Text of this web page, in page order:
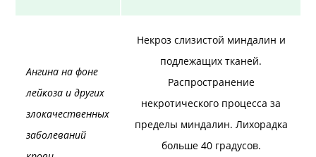
Ангина на фоне
лейкоза и других
злокачественных
заболеваний
Некроз слизистой миндалин и
подлежащих тканей.
Распространение
некротического процесса за
пределы миндалин. Лихорадка
больше 40 градусов.